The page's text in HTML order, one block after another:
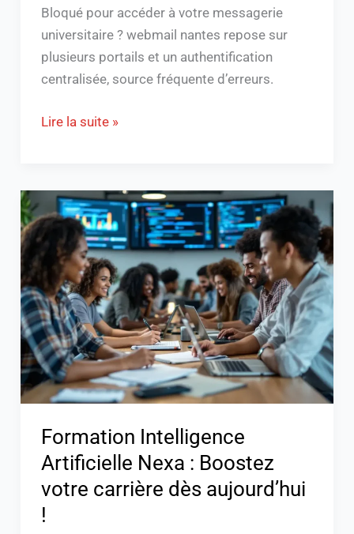
Bloqué pour accéder à votre messagerie
universitaire ? webmail nantes repose sur
plusieurs portails et un authentification
centralisée, source fréquente d’erreurs.
Lire la suite »
Formation Intelligence
Artificielle Nexa : Boostez
votre carrière dès aujourd’hui
!
Formation
Intelligence
Artificielle
Nexa
:
Boostez
votre
carrière
dès
aujourd’hui